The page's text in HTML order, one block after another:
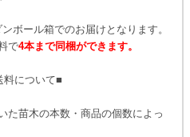
ボール箱でのお届けとなります。
で4本まで同梱ができます。
料について■
た苗木の本数・商品の個数によっ